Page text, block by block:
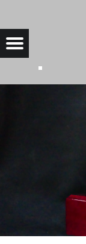
Menu